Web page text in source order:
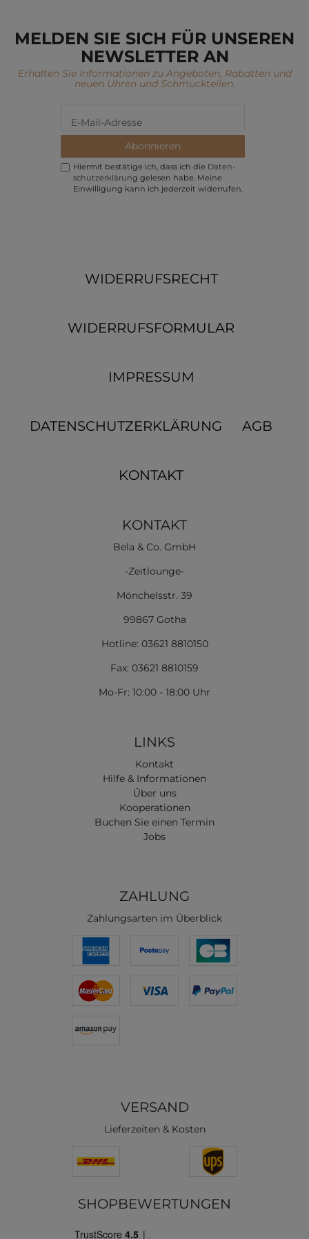
MELDEN SIE SICH FÜR UNSEREN
NEWSLETTER AN
Erhalten Sie Informationen zu Angeboten, Rabatten und
neuen Uhren und Schmuckteilen.
Abonnieren
Hiermit bestätige ich, dass ich die Daten­
schutz­erklärung gelesen habe. Meine
Einwilligung kann ich jederzeit widerrufen.
WIDERRUFSRECHT
WIDERRUFSFORMULAR
IMPRESSUM
DATENSCHUTZERKLÄRUNG AGB
KONTAKT
KONTAKT
Bela & Co. GmbH
-Zeitlounge-
Mönchelsstr. 39
99867 Gotha
Hotline: 03621 8810150
Fax: 03621 8810159
Mo-Fr: 10:00 - 18:00 Uhr
LINKS
Kontakt
Hilfe & Informationen
Über uns
Kooperationen
Buchen Sie einen Termin
Jobs
ZAHLUNG
Zahlungsarten im Überblick
VERSAND
Lieferzeiten & Kosten
SHOPBEWERTUNGEN